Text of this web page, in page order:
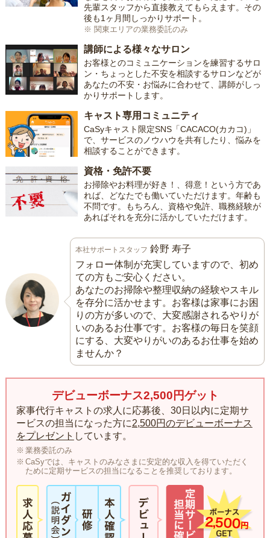
先輩スタッフから直接教えてもらえます。その
後も1ヶ月間しっかりサポート。
※ 関東エリアの業務委託のみ
講師による様々なサロン
お客様とのコミュニケーションを練習するサロ
ン・ちょっとした不安を相談するサロンなどが
あなたの不安・お悩みに合わせて、講師がしっ
かりサポートします。
キャスト専用コミュニティ
CaSyキャスト限定SNS「CACACO(カカコ)」
で、サービスのノウハウを共有したり、悩みを
相談することができます。
資格・免許不要
お掃除やお料理が好き！、得意！という方であ
れば、どなたでも働いていただけます。年齢も
不問です。もちろん、資格や免許、職務経験が
あればそれを充分に活かしていただけます。
本社サポートスタッフ 鈴野 寿子
フォロー体制が充実していますので、初め
ての方もご安心ください。
あなたのお掃除や整理収納の経験やスキル
を存分に活かせます。お客様は家事にお困
りの方が多いので、大変感謝されるやりが
いのあるお仕事です。お客様の毎日を笑顔
にする、大変やりがいのあるお仕事を始め
ませんか？
デビューボーナス2,500円ゲット
家事代行キャストの求人に応募後、30日以内に定期サ
ービスの担当になった方に2,500円のデビューボーナス
をプレゼント しています。
業務委託のみ
CaSyでは、キャストのみなさまに安定的な収入を得ていただく
ために定期サービスの担当になることを推奨しております。